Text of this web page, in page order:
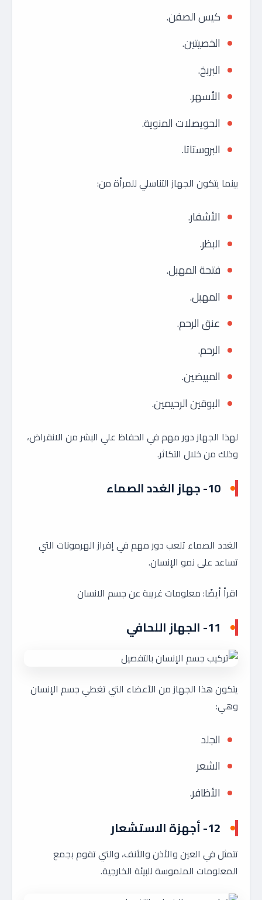
كيس الصفن.
الخصيتين.
البربخ.
الأسهر.
الحويصلات المنوية.
البروستاتا.
بينما يتكون الجهاز التناسلي للمرأة من:
الأشفار.
البظر.
فتحة المهبل.
المهبل.
عنق الرحم.
الرحم.
المبيضين.
البوقين الرحيمين.
لهذا الجهاز دور مهم في الحفاظ علي البشر من الانقراض،
وذلك من خلال التكاثر.
10- جهاز الغدد الصماء
الغدد الصماء تلعب دور مهم في إفراز الهرمونات التي
تساعد على نمو الإنسان.
اقرأ أيضًا: معلومات غريبة عن جسم الانسان
11- الجهاز اللحافي
يتكون هذا الجهاز من الأعضاء التي تغطي جسم الإنسان
وهي:
الجلد
الشعر
الأظافر.
12- أجهزة الاستشعار
تتمثل في العين والأذن والأنف، والتي تقوم بجمع
المعلومات الملموسة للبيئة الخارجية.